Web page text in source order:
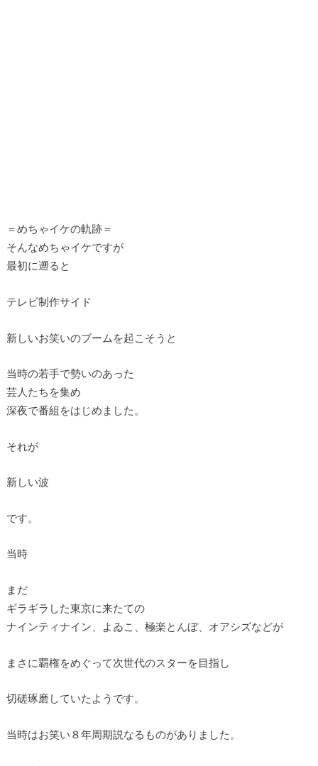
＝めちゃイケの軌跡＝
そんなめちゃイケですが
最初に遡ると
テレビ制作サイド
新しいお笑いのブームを起こそうと
当時の若手で勢いのあった
芸人たちを集め
深夜で番組をはじめました。
それが
新しい波
です。
当時
まだ
ギラギラした東京に来たての
ナインティナイン、よゐこ、極楽とんぼ、オアシズなどが
まさに覇権をめぐって次世代のスターを目指し
切磋琢磨していたようです。
当時はお笑い８年周期説なるものがありました。